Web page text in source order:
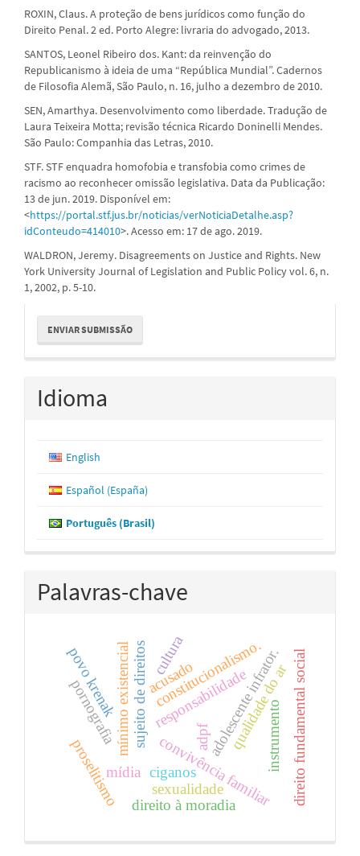
ROXIN, Claus. A proteção de bens jurídicos como função do
Direito Penal. 2 ed. Porto Alegre: livraria do advogado, 2013.
SANTOS, Leonel Ribeiro dos. Kant: da reinvenção do
Republicanismo à ideia de uma “República Mundial”. Cadernos
de Filosofia Alemã, São Paulo, n. 16, julho a dezembro de 2010.
SEN, Amarthya. Desenvolvimento como liberdade. Tradução de
Laura Teixeira Motta; revisão técnica Ricardo Doninelli Mendes.
São Paulo: Companhia das Letras, 2010.
STF. STF enquadra homofobia e transfobia como crimes de
racismo ao reconhecer omissão legislativa. Data da Publicação:
13 de jun. 2019. Disponível em:
<https://portal.stf.jus.br/noticias/verNoticiaDetalhe.asp?
idConteudo=414010>. Acesso em: 17 de ago. 2019.
WALDRON, Jeremy. Disagreements on Justice and Rights. New
York University Journal of Legislation and Public Policy vol. 6, n.
1, 2002, p. 5-10.
Enviar
Submissão
ENVIAR SUBMISSÃO
Idioma
English
Español (España)
Português (Brasil)
Palavras-chave
convivência familiar
adolescente infrator.
sujeito de direitos
mínimo existencial qualidade do ar
instrumento
acusado
mídia
sexualidade
pornografia
constitucionalismo.
proselitismo
responsabilidade
ciganos direito fundamental social
direito à moradia
adpf
povo krenak cultura